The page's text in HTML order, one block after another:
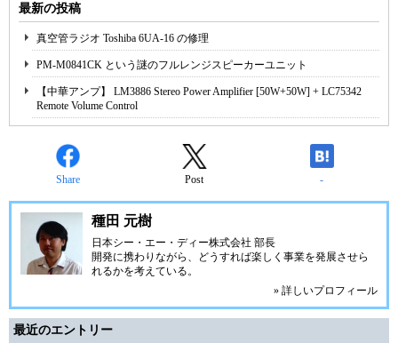
最新の投稿
真空管ラジオ Toshiba 6UA-16 の修理
PM-M0841CK という謎のフルレンジスピーカーユニット
【中華アンプ】 LM3886 Stereo Power Amplifier [50W+50W] + LC75342
Remote Volume Control
Share Post -
種田 元樹
日本シー・エー・ディー株式会社 部長
開発に携わりながら、どうすれば楽しく事業を発展させら
れるかを考えている。
» 詳しいプロフィール
最近のエントリー